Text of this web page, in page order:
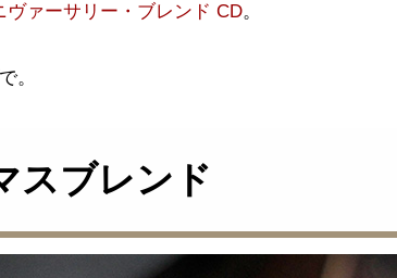
ヴァーサリー・ブレンド CD。
。
スブレンド